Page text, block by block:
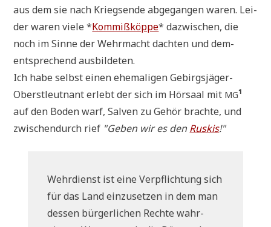
aus dem sie nach Kriegs­en­de abge­gan­gen waren. Lei­
der waren vie­le *Kom­miß­köp­pe* dazwi­schen, die
noch im Sin­ne der Wehr­macht dach­ten und dem­
entspre­chend ausbildeten.
Ich habe selbst einen ehe­ma­li­gen Gebirgs­jä­ger-
Oberst­leut­nant erlebt der sich im Hör­saal mit MG¹
auf den Boden warf, Sal­ven zu Gehör brach­te, und
zwi­schen­durch rief "Geben wir es den Ruskis!"
Wehr­dienst ist eine Ver­pflich­tung sich
für das Land ein­zu­set­zen in dem man
des­sen bür­ger­li­chen Rech­te wahr­